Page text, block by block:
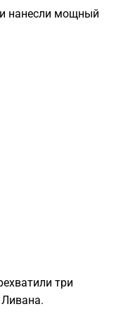
нанесли мощный
три